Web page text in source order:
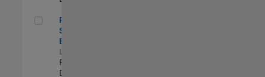
Principal Security Engineer
Principal
Security
Engineer
US-MA-Natick
Product
Development |